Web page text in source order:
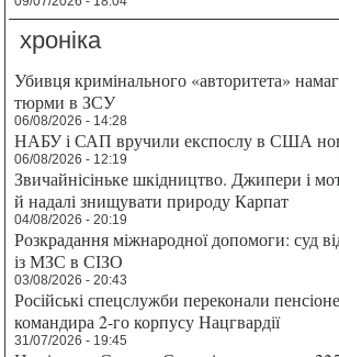
хроніка
Убивця кримінального «авторитета»
тюрми в ЗСУ
06/08/2026 - 14:28
НАБУ і САП вручили експослу в США
06/08/2026 - 12:19
Звичайнісіньке шкідництво. Джипери і
й надалі знищувати природу Карпат
04/08/2026 - 20:19
Розкрадання міжнародної допомоги: суд
із МЗС в СІЗО
03/08/2026 - 20:43
Російські спецслужби переконали
командира 2-го корпусу Нацгвардії
31/07/2026 - 19:45